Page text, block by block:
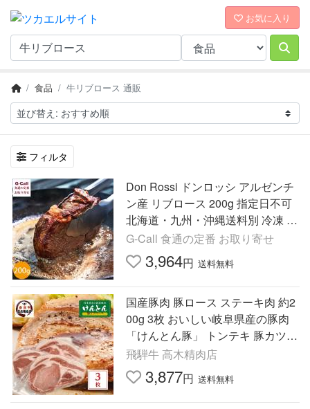
お気に入り
食品 牛リブロース 通販
フィルタ
Don Rossi ドンロッシ アルゼンチ
ン産 リブロース 200g 指定日不可
北海道・九州・沖縄送料別 冷凍 ア
ルゼンチン産ビーフ 放牧牛 ステー
キ 赤身肉 牛肉 肉
G-Call 食通の定番 お取り寄せ
3,964円 送料無料
国産豚肉 豚ロース ステーキ肉 約2
00g 3枚 おいしい岐阜県産の豚肉
「けんとん豚」 トンテキ 豚カツ
焼肉 ギフトにも 爆買
飛騨牛 高木精肉店
3,877円 送料無料